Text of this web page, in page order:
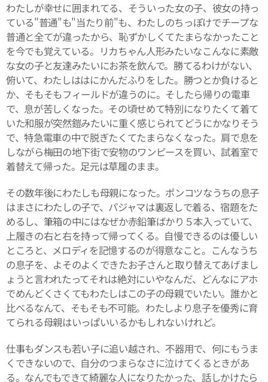
わたしが幸せに囲まれてる、そういった女の子、彼女の持っ
ている"普通"も"当たり前"も、わたしのちっぽけでチープな
普通と全てが違ったから、恥ずかしくてたまらなかったこと
を今でも覚えている。リカちゃん人形みたいなこんなに素敵
な女の子と友達みたいにお茶を飲んで。勝てるわけがない、
俯いて、わたしははにかんだふりをした。勝つとか負けると
か、そもそもフィールドが違うのに。そしたら帰りの電車
で、息が苦しくなった。その頃せめて特別になりたくて着て
いた和服が突然鎧みたいに重く感じられてどうにかなりそう
で、特急電車の中で脱ぎたくてたまらなくなった。肩で息を
しながら梅田の地下街で安物のワンピースを買い、試着室で
着替えて帰った。足元は草履のまま。
その数年後にわたしも母親になった。ポンコツなうちの息子
はまさにわたしの子で、パジャマは裏返しで着る、宿題をた
めるし、筆箱の中にはなぜか赤鉛筆ばかり５本入っていて、
上履きの右と右を持って帰ってくる。自慢できるのは優しい
ところと、メロディを記憶するのが得意なこと。こんなうち
の息子を、よそのよくできたお子さんと取り替えてあげまし
ょうと言われたってそれは絶対にいやなんだ、どんなにアホ
でめんどくさくてもわたしはこの子の母親でいたい。誰かと
比べるなんて、そもそも不可能。わたしより息子を優秀に育
てられる母親はいっぱいいるかもしれないけれど。
仕事もダンスも若い子に追い越され、不器用で、何にもうま
くできないので、自分のつまらなさに泣けてくるときがあ
る。なんでもできて綺麗な人になりたかった、話しかけたら